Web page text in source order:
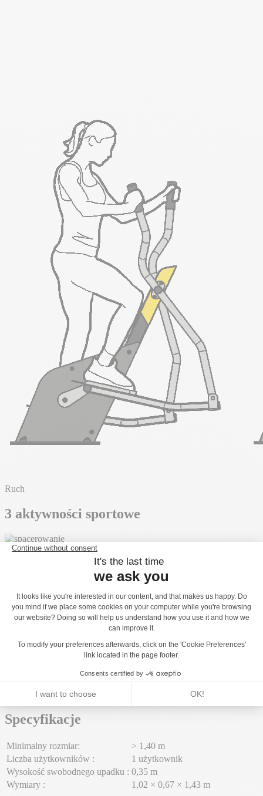
Ruch
3 aktywności sportowe
Spacerowaniex1
Bieg x1
3 aktywności sportowe
Aplikacja ACTI'FUN
Progresywność
Specyfikacje
Minimalny rozmiar:
> 1,40 m
Liczba użytkowników :
1 użytkownik
Wysokość swobodnego upadku : 0,35 m
Wymiary :
1,02 × 0,67 × 1,43 m